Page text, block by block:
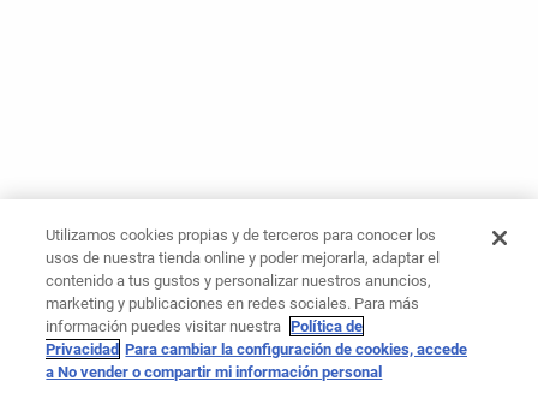
Utilizamos cookies propias y de terceros para conocer los
usos de nuestra tienda online y poder mejorarla, adaptar el
contenido a tus gustos y personalizar nuestros anuncios,
marketing y publicaciones en redes sociales. Para más
información puedes visitar nuestra Política de
Privacidad Para cambiar la configuración de cookies, accede
a No vender o compartir mi información personal